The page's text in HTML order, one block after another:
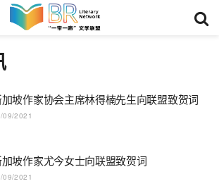
坡作家协会主席林得楠先生向联盟致贺词
09/2021
坡作家尤今女士向联盟致贺词
09/2021